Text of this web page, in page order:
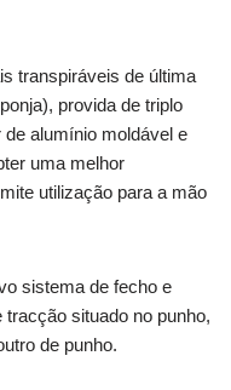
transpiráveis de última
provida de triplo
alumínio moldável e
uma melhor
utilização para a mão
sistema de fecho e
situado no punho,
de punho.